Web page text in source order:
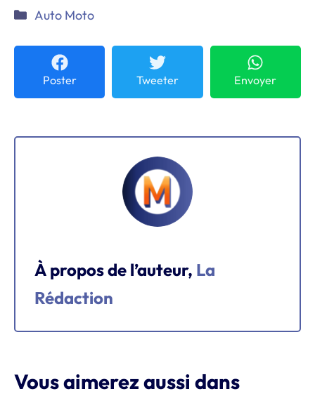
Catégories
Auto Moto
Poster Tweeter Envoyer
À propos de l’auteur, La
Rédaction
Vous aimerez aussi dans